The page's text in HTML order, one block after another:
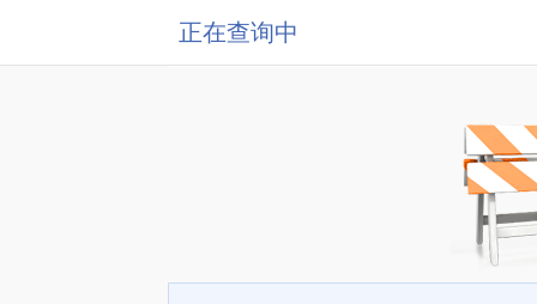
正在查询中